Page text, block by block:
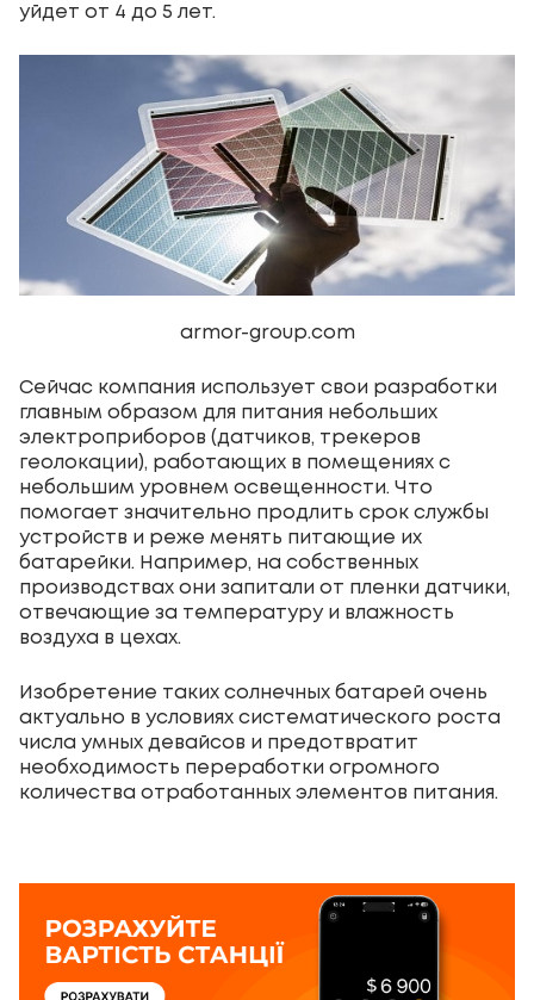
уйдет от 4 до 5 лет.
armor-group.com
Сейчас компания использует свои разработки
главным образом для питания небольших
электроприборов (датчиков, трекеров
геолокации), работающих в помещениях с
небольшим уровнем освещенности. Что
помогает значительно продлить срок службы
устройств и реже менять питающие их
батарейки. Например, на собственных
производствах они запитали от пленки датчики,
отвечающие за температуру и влажность
воздуха в цехах.
Изобретение таких солнечных батарей очень
актуально в условиях систематического роста
числа умных девайсов и предотвратит
необходимость переработки огромного
количества отработанных элементов питания.